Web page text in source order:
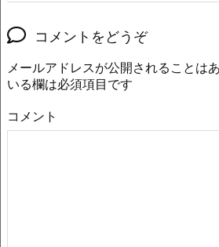
コメントをどうぞ
メールアドレスが公開されることはあ
いる欄は必須項目です
コメント